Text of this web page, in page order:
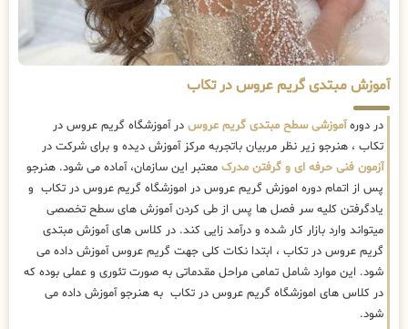
آموزش مبتدی گریم عروس در تکاب
در دورهآموزشی سطح مبتدی گریم عروس در آموزشگاه گریم عروس در
تکاب ، هنرجو زیر نظر مربیان باتجربه مرکز آموزش دیده و برای شرکت در
آزمون فنی حرفه ای و گرفتن مدرک معتبر این سازمان، آماده می شود. هنرجو
پس از اتمام دوره اموزش گریم عروس در اموزشگاه گریم عروس در تکاب و
یادگرفتن کلیه سر فصل ها پس از طی کردن آموزش های سطح تخصصی
میتواند وارد بازار کار شده و درآمد زایی کند. در کلاس های آموزش مبتدی
گریم عروس در تکاب ، ابتدا نکات کلی جهت گریم عروس آموزش داده می
شود. این موارد شامل تمامی مراحل مقدماتی به صورت تئوری و عملی بوده که
در کلاس های اموزشگاه گریم عروس در تکاب به هنرجو آموزش داده می
شود.